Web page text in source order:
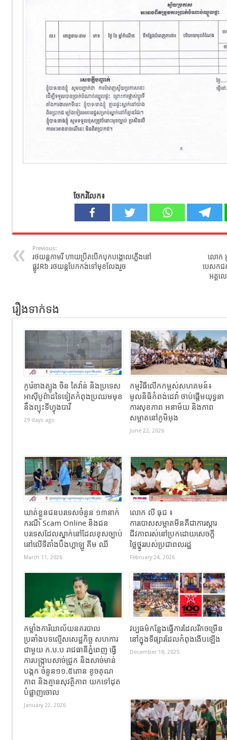
ចែករំលែក៖
Previous:
រថយន្ត​កាមរី​ ហាយប្រីតបើកបុក​បង្គោល​ភ្លើង​នៅ​
ផ្លូវ​R៦ រថយន្តបែកកង់ទៅមុខលែងរួច
លោក
បេសកជ
អគ្គល
រឿងទាក់ទង
កូរ៉េខាងត្បូង ចិន តៃវ៉ាន់ និងប្រទេស
អាស៊ីបូព៌ាដទៃទៀតកំពុងប្រឈមមុខ
នឹងព្យុះទីហ្វុងបាវី
29 days ago
កម្មវិធីលើកកម្ពស់សហគមន៍៖
មូលនិធិកំពង់ដេវ៉ា ចាប់ផ្តើមយុទ្ធនា
ការសុខភាព អនាម័យ និងភាព
សម្អាតនៅភូមិអុង
June 22, 2026
ឃាត់ខ្លួនជនបរទេសចំនួន ១៣នាក់
ករណី Scam Online និងជន
បរទេសដែលស្នាក់នៅដែលខុសច្បាប់
នៅលើទីតាំងបឹងហ្គាឡូ គីម ឈី
March 11, 2026
លោក លី ធុជ ៖
ការបោសសម្អាតមីនគឺជាការស្តារ
ជីវភាពរស់នៅប្រកដោយសេចក្តី
ថ្លៃថ្នូររបស់ប្រជាពលរដ្ឋ
February 24, 2026
កម្លាំងការិយាល័យនគរបាល
ប្រឆាំងបទល្មើសសេដ្ឋកិច្ច សហការ
ជាមួយ ក.ប.ប រាជធានីភ្នំពេញ ធ្វើ
ការបង្ក្រាបសាច់ជ្រូក និងសាច់មាន់
បង្កក ចំនួន១១.៥តោន ខូចគុណ
ភាព និងគ្មានសុវត្ថិភាព យកទៅដុត
បំផ្លាញចោល
January 22, 2026
វប្បធម៌កន្លែងធ្វើការដែលរីកចម្រើន
នៅក្នុងទីផ្សារដែលកំពុងងើបឡើង
December 18, 2025